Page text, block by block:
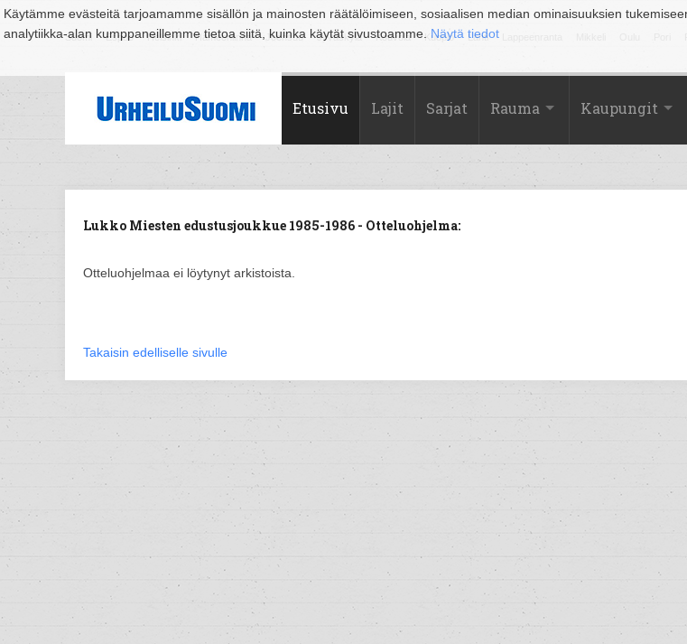
Käytämme evästeitä tarjoamamme sisällön ja mainosten räätälöimiseen, sosiaalisen median ominaisuuksien
analytiikka-alan kumppaneillemme tietoa siitä, kuinka käytät sivustoamme. Näytä tiedot
Suomi Espoo Helsinki Hämeenlinna Joensuu Jyväskylä Kouvola Kuopio Lahti
Etusivu Lajit Sarjat Rauma Kaupungit
Lukko Miesten edustusjoukkue 1985-1986 - Otteluohjelma:
Otteluohjelmaa ei löytynyt arkistoista.
Takaisin edelliselle sivulle